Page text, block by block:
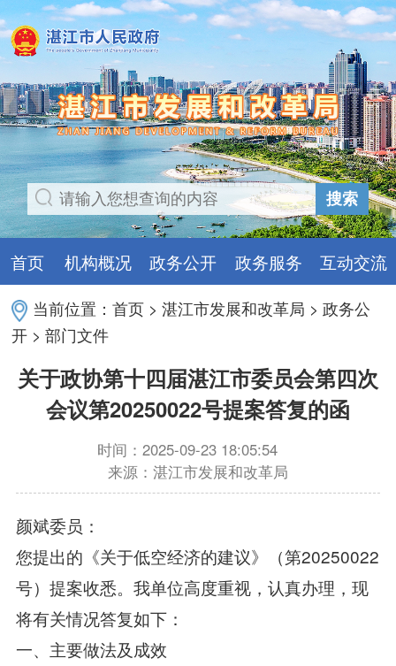
搜索
首页 机构概况 政务公开 政务服务 互动交流
当前位置：首页 >湛江市发展和改革局 >政务公
开 >部门文件
关于政协第十四届湛江市委员会第四次
会议第20250022号提案答复的函
时间：2025-09-23 18:05:54
来源：湛江市发展和改革局
颜斌委员：
您提出的《关于低空经济的建议》（第20250022
号）提案收悉。我单位高度重视，认真办理，现
将有关情况答复如下：
一、主要做法及成效